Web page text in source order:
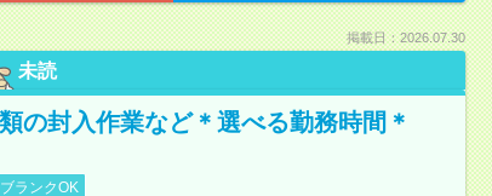
掲載日：2026.07.30
未読
の封入作業など＊選べる勤務時間＊
ブランクOK